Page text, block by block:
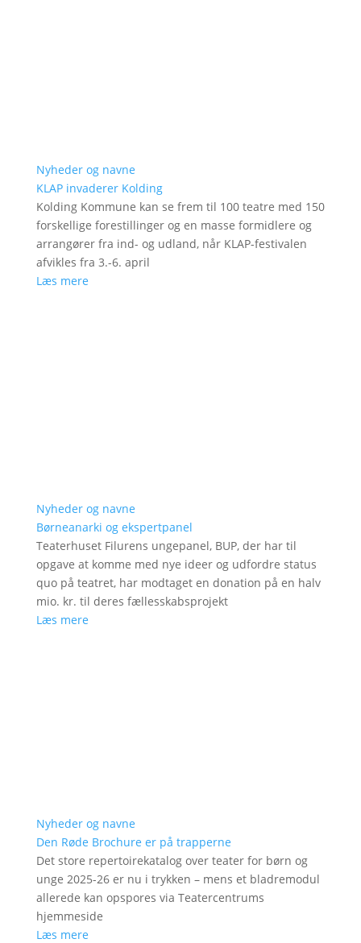
Nyheder og navne
KLAP invaderer Kolding
Kolding Kommune kan se frem til 100 teatre med 150
forskellige forestillinger og en masse formidlere og
arrangører fra ind- og udland, når KLAP-festivalen
afvikles fra 3.-6. april
Læs mere
Nyheder og navne
Børneanarki og ekspertpanel
Teaterhuset Filurens ungepanel, BUP, der har til
opgave at komme med nye ideer og udfordre status
quo på teatret, har modtaget en donation på en halv
mio. kr. til deres fællesskabsprojekt
Læs mere
Nyheder og navne
Den Røde Brochure er på trapperne
Det store repertoirekatalog over teater for børn og
unge 2025-26 er nu i trykken – mens et bladremodul
allerede kan opspores via Teatercentrums
hjemmeside
Læs mere